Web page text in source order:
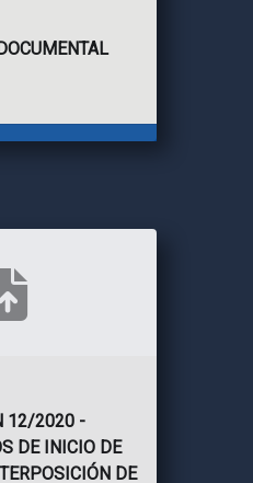
12/2020 -
DE INICIO DE
DE